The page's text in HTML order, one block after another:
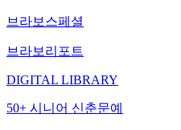
브라보스페셜
브라보리포트
DIGITAL LIBRARY
50+ 시니어 신춘문예